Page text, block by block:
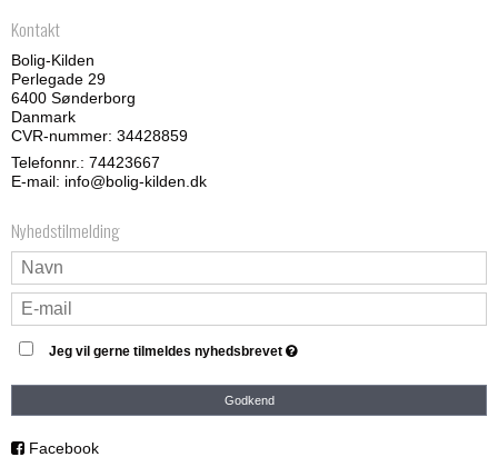
Kontakt
Bolig-Kilden
Perlegade 29
6400 Sønderborg
Danmark
CVR-nummer: 34428859
Telefonnr.: 74423667
E-mail: info@bolig-kilden.dk
Nyhedstilmelding
Jeg vil gerne tilmeldes nyhedsbrevet
Godkend
Facebook